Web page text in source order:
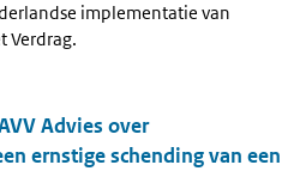
implementatie van
Verdrag.
Advies over
ernstige schending van een